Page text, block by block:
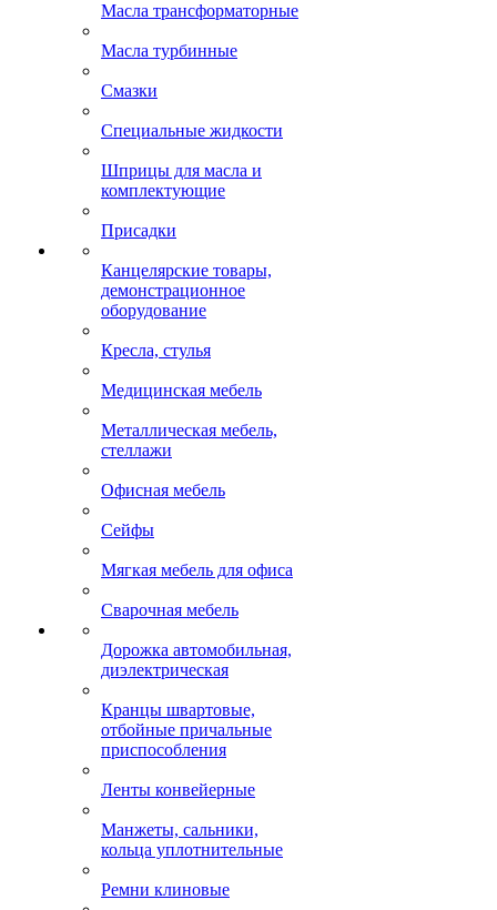
Масла трансформаторные
Масла турбинные
Смазки
Специальные жидкости
Шприцы для масла и
комплектующие
Присадки
Канцелярские товары,
демонстрационное
оборудование
Кресла, стулья
Медицинская мебель
Металлическая мебель,
стеллажи
Офисная мебель
Сейфы
Мягкая мебель для офиса
Сварочная мебель
Дорожка автомобильная,
диэлектрическая
Кранцы швартовые,
отбойные причальные
приспособления
Ленты конвейерные
Манжеты, сальники,
кольца уплотнительные
Ремни клиновые